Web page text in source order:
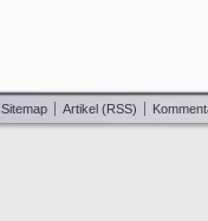
Sitemap Artikel (RSS)